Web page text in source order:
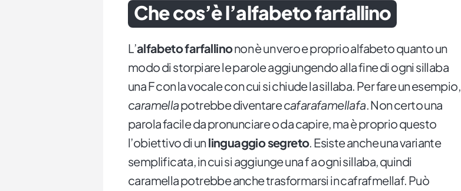
Che cos’è l’alfabeto farfallino
L’alfabeto farfallinonon è un vero e proprio alfabeto quanto un
modo di storpiare le parole aggiungendo alla fine di ogni sillaba
una F con la vocale con cui si chiude la sillaba. Per fare un esempio,
caramellapotrebbe diventarecafarafamellafa. Non certo una
parola facile da pronunciare o da capire, ma è proprio questo
l’obiettivo di unlinguaggio segreto. Esiste anche una variante
semplificata, in cui si aggiunge una f a ogni sillaba, quindi
caramella potrebbe anche trasformarsi in cafrafmellaf. Può